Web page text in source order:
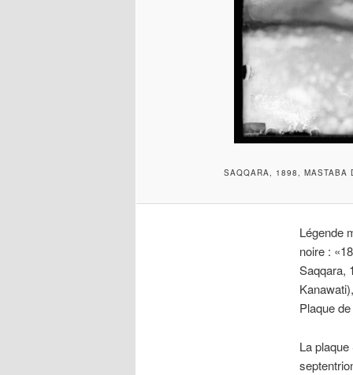
SAQQARA, 1898, MASTABA
Légende
noire :
Saqqara,
Plaque
La